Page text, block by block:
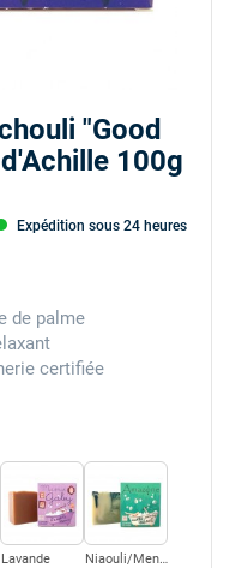
"Good
100g
de palme
certifiée
Lavande
Niaouli/Menthe
Expédition sous 24 heures